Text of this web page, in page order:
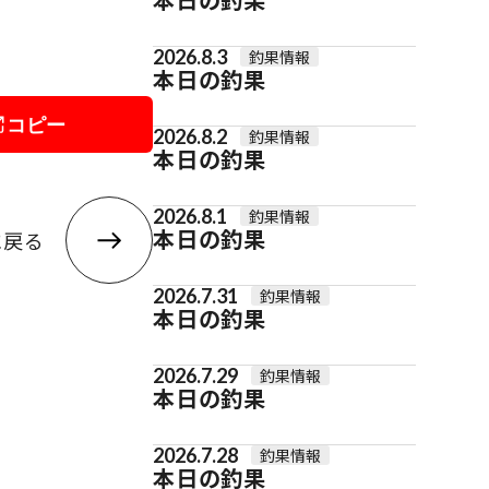
コピー
る
2026.8.3 釣果情報
本日の釣果
2026.8.2 釣果情報
本日の釣果
2026.8.1 釣果情報
本日の釣果
2026.7.31 釣果情報
本日の釣果
2026.7.29 釣果情報
本日の釣果
2026.7.28 釣果情報
本日の釣果